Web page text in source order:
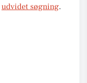
udvidet søgning.